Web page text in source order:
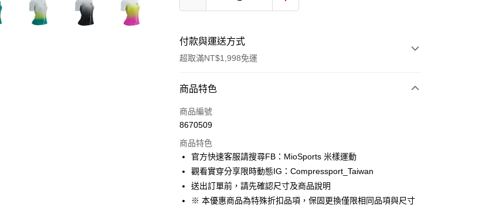
付款與運送方式
超取滿NT$1,998免運
付款方式
信用卡一次付款
3 期 0 利率 每期
合作金庫商業銀行
第一商業銀行
華南商業銀行
彰化商業銀行
國泰世華商業銀行
兆豐國際商業銀行
6 期 0 利率 每期NT$490
合作金庫商業銀行
第一商業銀行
華南商業銀行
彰化商業銀行
12 期 0 利率 每期NT$245
合作金庫商業銀行
第一商業銀行
LINE Pay
商品特色
商品編號
8670509
商品特色
官方快速客服請搜尋FB：MioSports 米樣運動
觀看實穿分享限時動態IG：Compressport_Taiwan
送出訂單前，請先確認尺寸及商品說明
※ 本優惠商品為特殊折扣品項，保固更換僅限相同品項與尺寸